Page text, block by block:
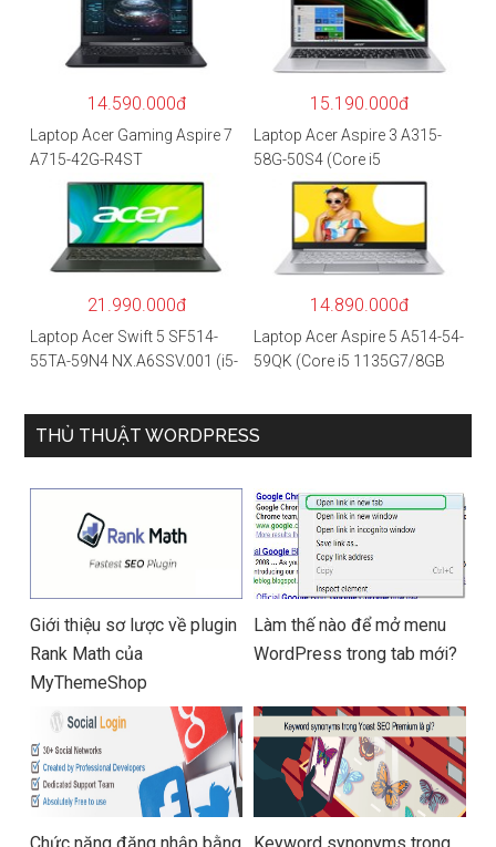
WQXGA/Win 11/Xám)
SSD/16″WQXGA/Dos/Trắng)
14.590.000đ
Laptop Acer Gaming Aspire 7
A715-42G-R4ST
NH.QAYSV.004 (R5
5500U/8GB RAM/256GB
SSD/15.6″FHD IPS/GTX1650
4GB/Win10) – Hàng chính
15.190.000đ
Laptop Acer Aspire 3 A315-
58G-50S4 (Core i5
1135G7/8GB
RAM/512GB/15.6″FHD/MX35
0 2GB/Win 10/Bạc)
21.990.000đ
Laptop Acer Swift 5 SF514-
55TA-59N4 NX.A6SSV.001 (i5-
anh) – Hàng chính hãng
14.890.000đ
Laptop Acer Aspire 5 A514-54-
59QK (Core i5 1135G7/8GB
THỦ THUẬT WORDPRESS
Giới thiệu sơ lược về plugin
Rank Math của
MyThemeShop
Làm thế nào để mở menu
WordPress trong tab mới?
Chức năng đăng nhập bằng
Keyword synonyms trong